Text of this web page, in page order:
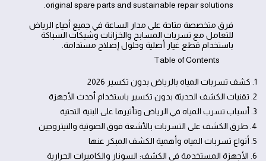
فرق متخصصة متاحة على مدار الساعة في جميع أحياء الرياض
للتعامل مع تسربات المسابح والخزانات وشبكات السباكة
باستخدام قطع غيار أصلية وحلول إصلاح مستدامة.
1. كشف تسربات المياه بالرياض بدون تكسير 2026
2. تقنيات الكشف الحديثة بدون تكسير باستخدام أحدث الأجهزة
3. أسباب تسرب المياه في الرياض وتأثيرها على البنية التحتية
4. طرق الكشف على التسربات بالأشعة فوق الصوتية والنيتروجين
5. أنواع تسربات المياه وأهمية الكشف المبكر عنها
6. الأجهزة المستخدمة في الكشف: السونار والكاميرات الحرارية